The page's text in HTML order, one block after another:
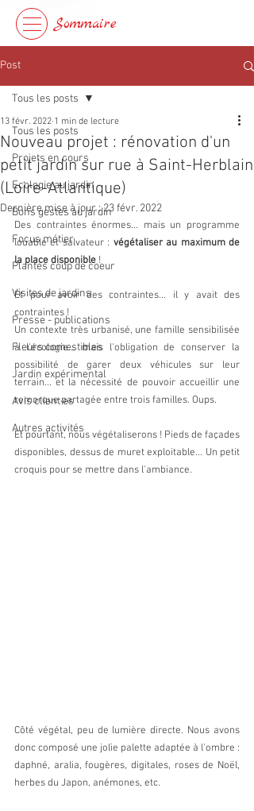
Sommaire
Post
Tous les posts
Projets en cours
Ecologie au jardin
Bons gestes au jardin
Focus métier
Plantes coup de coeur
Visites de jardins
Presse - publications
Fleurs comestibles
Jardin expérimental
Avis client·es
Autres activités
Tous les posts
Nouveau projet : rénovation d'un
petit jardin sur rue à Saint-Herblain
(Loire-Atlantique)
13 févr. 2022 1 min de lecture
Dernière mise à jour :23 févr. 2022
Des contraintes énormes... mais un programme
louable et salvateur : végétaliser au maximum de
la place disponible !
Et pour avoir des contraintes... il y avait des
contraintes !
Un contexte très urbanisé, une famille sensibilisée
à l'écologie... mais l'obligation de conserver la
possibilité de garer deux véhicules sur leur
terrain... et la nécessité de pouvoir accueillir une
remorque partagée entre trois familles. Oups.
Et pourtant, nous végétaliserons ! Pieds de façades
disponibles, dessus de muret exploitable... Un petit
croquis pour se mettre dans l'ambiance.
Côté végétal, peu de lumière directe. Nous avons
donc composé une jolie palette adaptée à l'ombre :
daphné, aralia, fougères, digitales, roses de Noël,
herbes du Japon, anémones, etc.